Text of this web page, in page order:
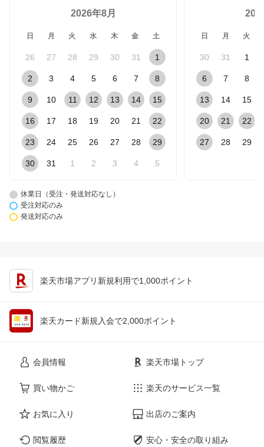
2026年8月
日 月 火 水 木 金 土
26 27 28 29 30 31 1
2 3 4 5 6 7 8
9 10 11 12 13 14 15
16 17 18 19 20 21 22
23 24 25 26 27 28 29
30 31 1 2 3 4 5
日 月 火
30 31 1
6 7 8
13 14 15
20 21 22
27 28 29
休業日（受注・発送対応なし）
受注対応のみ
発送対応のみ
楽天市場アプリ新規利用で1,000ポイント
楽天カード新規入会で2,000ポイント
会員情報
買い物かご
お気に入り
閲覧履歴
楽天市場トップ
楽天のサービス一覧
出店のご案内
安心・安全の取り組み